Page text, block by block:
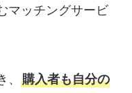
マッチングサービ
購入者も自分の